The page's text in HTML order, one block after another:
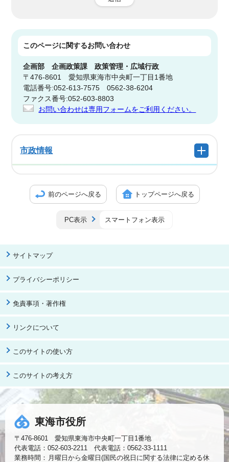
このページに関するお問い合わせ
企画部企画政策課 政策管理・広域行政
〒476-8601 愛知県東海市中央町一丁目1番地
電話番号:052-613-7575 0562-38-6204
ファクス番号:052-603-8803
お問い合わせは専用フォームをご利用ください。
市政情報
前のページへ戻る トップページへ戻る
PC表示 スマートフォン表示
サイトマップ
プライバシーポリシー
免責事項・著作権
リンクについて
このサイトの使い方
このサイトの考え方
東海市役所
〒476-8601 愛知県東海市中央町一丁目1番地
代表電話：052-603-2211 代表電話：0562-33-1111
業務時間： 月曜日から金曜日(国民の祝日に関する法律に定める休